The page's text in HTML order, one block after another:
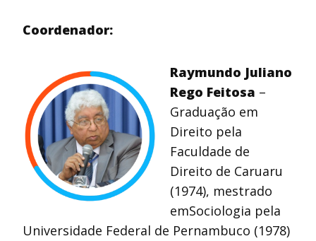
Coordenador:
Raymundo Juliano
Rego Feitosa –
Graduação em
Direito pela
Faculdade de
Direito de Caruaru
(1974), mestrado
emSociologia pela
Universidade Federal de Pernambuco (1978)